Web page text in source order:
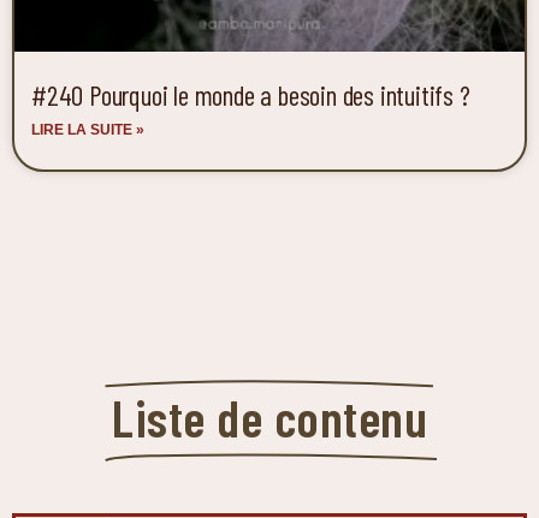
#240 Pourquoi le monde a besoin des intuitifs ?
LIRE LA SUITE »
Liste de contenu